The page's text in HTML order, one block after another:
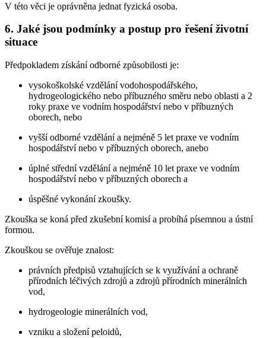
V této věci je oprávněna jednat fyzická osoba.
6. Jaké jsou podmínky a postup pro řešení životní
situace
Předpokladem získání odborné způsobilosti je:
vysokoškolské vzdělání vodohospodářského,
hydrogeologického nebo příbuzného směru nebo oblasti a 2
roky praxe ve vodním hospodářství nebo v příbuzných
oborech, nebo
vyšší odborné vzdělání a nejméně 5 let praxe ve vodním
hospodářství nebo v příbuzných oborech, anebo
úplné střední vzdělání a nejméně 10 let praxe ve vodním
hospodářství nebo v příbuzných oborech a
úspěšné vykonání zkoušky.
Zkouška se koná před zkušební komisí a probíhá písemnou a ústní
formou.
Zkouškou se ověřuje znalost:
právních předpisů vztahujících se k využívání a ochraně
přírodních léčivých zdrojů a zdrojů přírodních minerálních
vod,
hydrogeologie minerálních vod,
vzniku a složení peloidů,